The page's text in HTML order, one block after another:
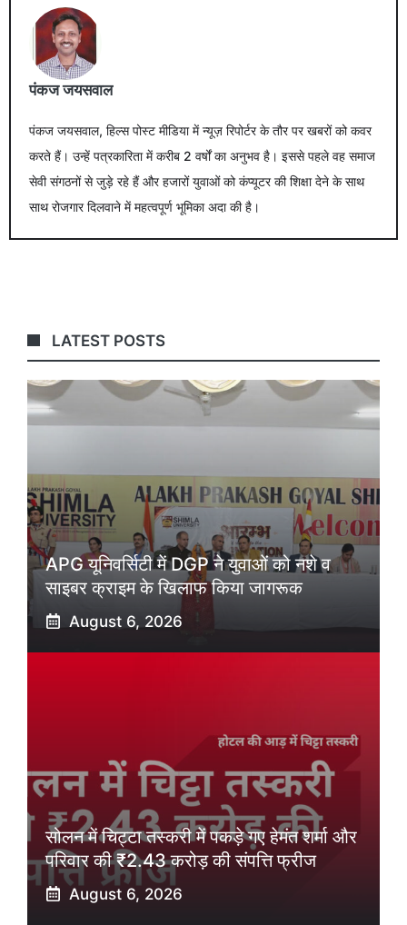
पंकज जयसवाल
पंकज जयसवाल, हिल्स पोस्ट मीडिया में न्यूज़ रिपोर्टर के तौर पर खबरों को कवर
करते हैं। उन्हें पत्रकारिता में करीब 2 वर्षों का अनुभव है। इससे पहले वह समाज
सेवी संगठनों से जुड़े रहे हैं और हजारों युवाओं को कंप्यूटर की शिक्षा देने के साथ
साथ रोजगार दिलवाने में महत्वपूर्ण भूमिका अदा की है।
LATEST POSTS
APG यूनिवर्सिटी में DGP ने युवाओं को नशे व
साइबर क्राइम के खिलाफ किया जागरूक
August 6, 2026
सोलन में चिट्टा तस्करी में पकड़े गए हेमंत शर्मा और
परिवार की ₹2.43 करोड़ की संपत्ति फ्रीज
August 6, 2026